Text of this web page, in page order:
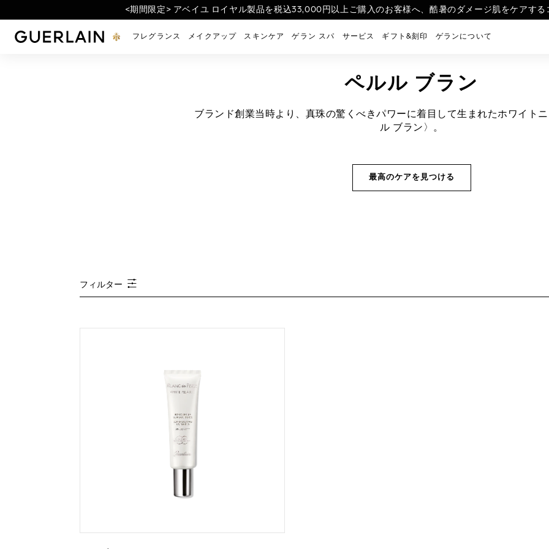
<期間限定> アベイユ ロイヤル製品を税込33,000円以上ご購入のお客様へ、酷暑のダメージ肌をケアす
<新発売> ジュエリーを纏ったような美しい肌印象を叶えるスキンケアファンデーショ
<公式オンライン限定再入荷> ラール エ ラ マティエールを象徴する6つの香りのお試しサイ
ゲラン公式オンラインブティック - トップページに戻る
フレグランス メイクアップ スキンケア ゲラン スパ サービス ギフト&刻印 ゲランについて
ペルル ブラン
ブランド創業当時より、真珠の驚くべきパワーに着目して生まれたホワイト
ル ブラン〉。
最高のケアを見つける
フィルター